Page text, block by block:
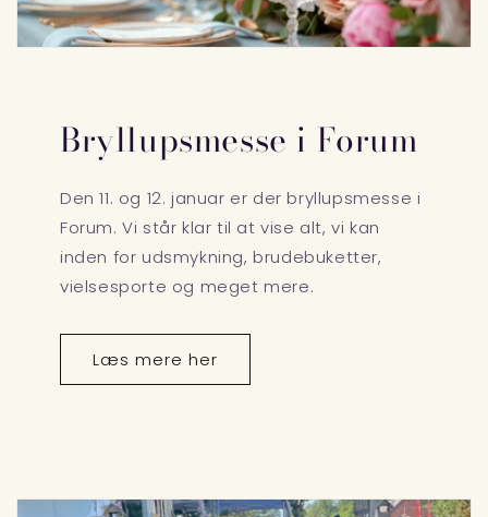
Bryllupsmesse i Forum
Den 11. og 12. januar er der bryllupsmesse i
Forum. Vi står klar til at vise alt, vi kan
inden for udsmykning, brudebuketter,
vielsesporte og meget mere.
Læs mere her